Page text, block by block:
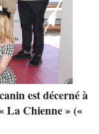
est décerné à
La Chienne » («